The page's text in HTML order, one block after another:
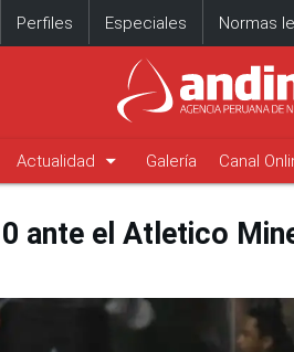
Perfiles Especiales Normas
Actualidad arrow_drop_down Galería Canal
ante el Atletico